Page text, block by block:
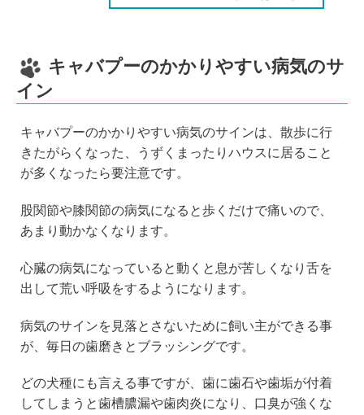
キャバプーのかかりやすい病気のサ
イン
キャバプーのかかりやすい病気のサインは、散歩に行
きたがらくなった、うずくまったりハウスに居ること
が多くなったら要注意です。
股関節や膝関節の病気になると歩くだけで痛いので、
あまり動かなくなります。
心臓の病気になっていると動くと息が苦しくなり舌を
出して荒い呼吸をするようになります。
病気のサインを見落とさないために飼い主ができる事
が、毎日の歯磨きとブラッシングです。
どの犬種にも言える事ですが、歯に歯石や歯垢が付着
してしまうと歯槽膿漏や歯肉炎になり、口臭が強くな